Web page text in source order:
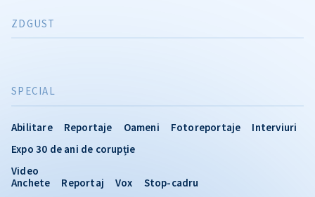
SPECIAL
Abilitare Reportaje Oameni Fotoreportaje
Interviuri
Expo 30 de ani de corupție
Video
Anchete
Reportaj Vox Stop-cadru
ZDGUST